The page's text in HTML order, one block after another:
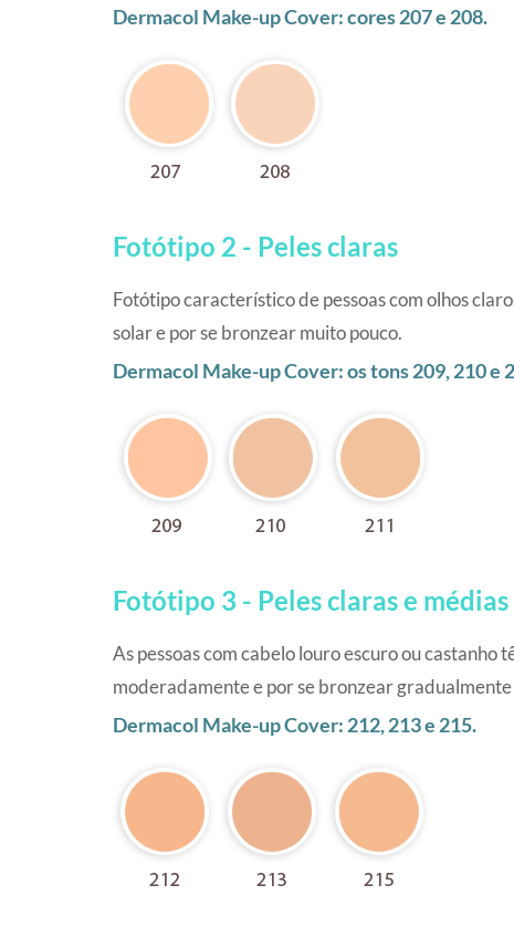
Dermacol Make-up Cover: cores 207 e 208.
Fotótipo 2 - Peles claras
Fotótipo característico de pessoas com olhos
solar e por se bronzear muito pouco.
Dermacol Make-up Cover: os tons 209, 210 e
Fotótipo 3 - Peles claras e médias
As pessoas com cabelo louro escuro ou
moderadamente e por se bronzear
Dermacol Make-up Cover: 212, 213 e 215.